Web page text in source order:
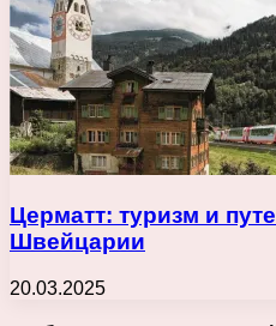
Церматт: туризм и
Швейцарии
20.03.2025